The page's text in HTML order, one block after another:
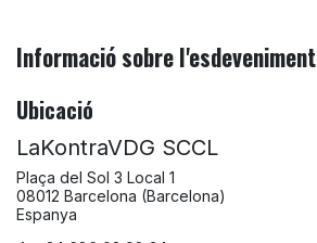
Informació sobre l'esdeveniment
Ubicació
LaKontraVDG SCCL
Plaça del Sol 3 Local 1
08012 Barcelona (Barcelona)
Espanya